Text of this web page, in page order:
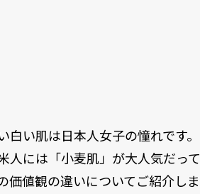
い肌は日本人女子の憧れです。
人には「小麦肌」が大人気だって
値観の違いについてご紹介しま